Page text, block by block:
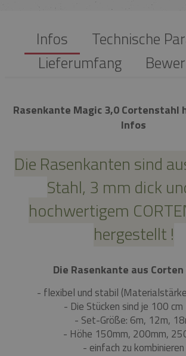
Infos
Technische
Lieferumfang
Rasenkante Magic 3,0 Cortenstahl
Infos
Die Rasenkanten sind
Stahl, 3 mm dick
hochwertigem
hergestellt !
Die Rasenkante aus
- flexibel und stabil
- Die Stücken sind je 100 cm
- Set-Größe: 6m, 12m,
- Höhe 150mm, 200mm,
- einfach zu kombinieren